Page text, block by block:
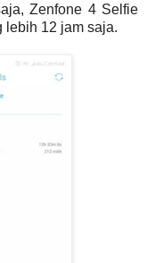
Zenfone 4 Selfie
lebih 12 jam saja.